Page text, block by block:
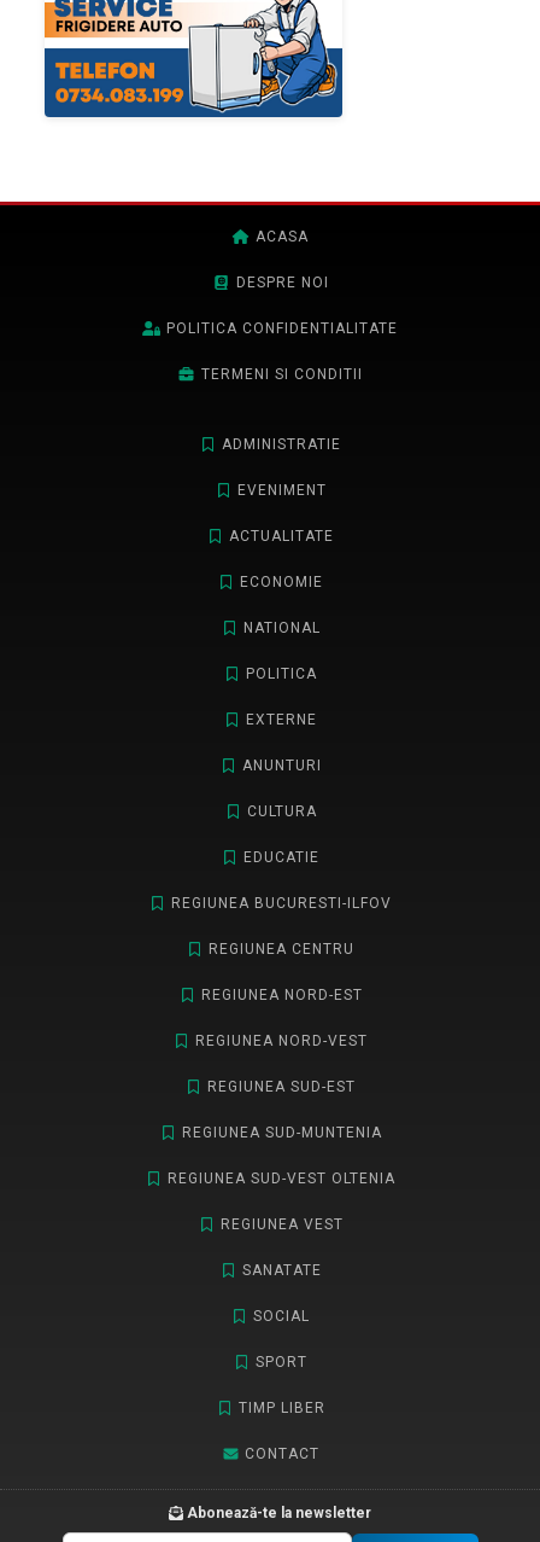
ACASA
DESPRE NOI
POLITICA CONFIDENTIALITATE
TERMENI SI CONDITII
ADMINISTRATIE
EVENIMENT
ACTUALITATE
ECONOMIE
NATIONAL
POLITICA
EXTERNE
ANUNTURI
CULTURA
EDUCATIE
REGIUNEA BUCURESTI-ILFOV
REGIUNEA CENTRU
REGIUNEA NORD-EST
REGIUNEA NORD-VEST
REGIUNEA SUD-EST
REGIUNEA SUD-MUNTENIA
REGIUNEA SUD-VEST OLTENIA
REGIUNEA VEST
SANATATE
SOCIAL
SPORT
TIMP LIBER
CONTACT
Abonează-te la newsletter